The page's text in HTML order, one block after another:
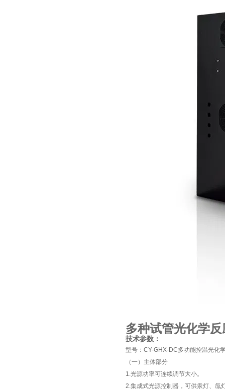
多种试管光化学
技术参数：
型号：CY-GHX-DC多功能控温光化
（一）主体部分
1.光源功率可连续调节大小。
2.集成式光源控制器，可供汞灯、氙